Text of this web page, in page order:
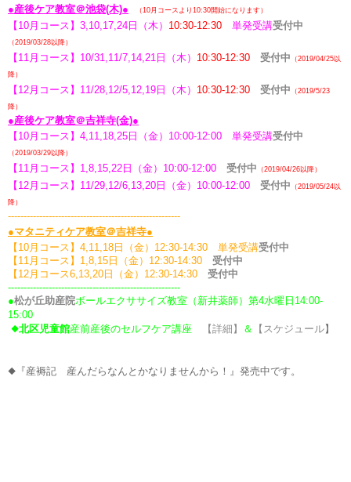
●産後ケア教室＠池袋(木)● （10月コースより10:30開始になります）
【10月コース】 3,10,17,24 日（木） 10:30-12:30 単発受講受付中
（2019/03/28以降）
【11月コース】 10/31,11/7,14,21 日（木） 10:30-12:30 受付中 （2019/04/25以
降）
【12月コース】 11/28,12/5,12,19 日（木） 10:30-12:30 受付中 （2019/5/23
降）
●産後ケア教室＠吉祥寺(金)●
【10月コース】 4,11,18,25 日（金）10:00-12:00 単発受講受付中
（2019/03/29以降）
【11月コース】 1,8,15,22 日（金）10:00-12:00 受付中 （2019/04/26以降）
【12月コース】 11/29,12/6,13,20 日（金）10:00-12:00 受付中 （2019/05/24以
降）
-------------------------------------------------------
●マタニティケア教室＠吉祥寺●
【10月コース】 4,11,18 日（金）12:30-14:30 単発受講受付中
【11月コース】 1,8,15 日（金）12:30-14:30 受付中
【12月コース6,13,20日（金）12:30-14:30 受付中
-------------------------------------------------------
●松が丘助産院ボールエクササイズ教室（新井薬師）第4水曜日14:00-
15:00
◆北区児童館産前産後のセルフケア講座 【詳細】 ＆ 【スケジュール】
◆『産褥記 産んだらなんとかなりませんから！』発売中です。